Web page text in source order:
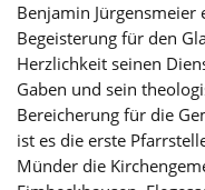
Benjamin
Begeisterung für den
Herzlichkeit seinen
Gaben und sein
Bereicherung für die
ist es die erste
Münder die